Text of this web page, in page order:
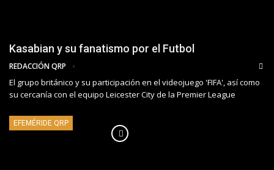
Kasabian y su fanatismo por el Futbol
REDACCIÓN QRP
El grupo británico y su participación en el videojuego 'FIFA', así como
su cercanía con el equipo Leicester City de la Premier League
EFEMÉRIDE QRP